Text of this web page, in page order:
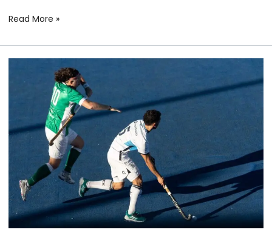
Read More »
MASCULINO
TORNEO
METROPOLITANO
–
FECHA
3